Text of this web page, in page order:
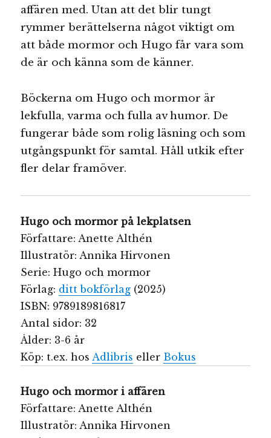
affären med. Utan att det blir tungt
rymmer berättelserna något viktigt om
att både mormor och Hugo får vara som
de är och känna som de känner.
Böckerna om Hugo och mormor är
lekfulla, varma och fulla av humor. De
fungerar både som rolig läsning och som
utgångspunkt för samtal. Håll utkik efter
fler delar framöver.
Hugo och mormor på lekplatsen
Författare: Anette Althén
Illustratör: Annika Hirvonen
Serie: Hugo och mormor
Förlag: ditt bokförlag (2025)
ISBN: 9789189816817
Antal sidor: 32
Ålder: 3-6 år
Köp: t.ex. hos Adlibris eller Bokus
Hugo och mormor i affären
Författare: Anette Althén
Illustratör: Annika Hirvonen